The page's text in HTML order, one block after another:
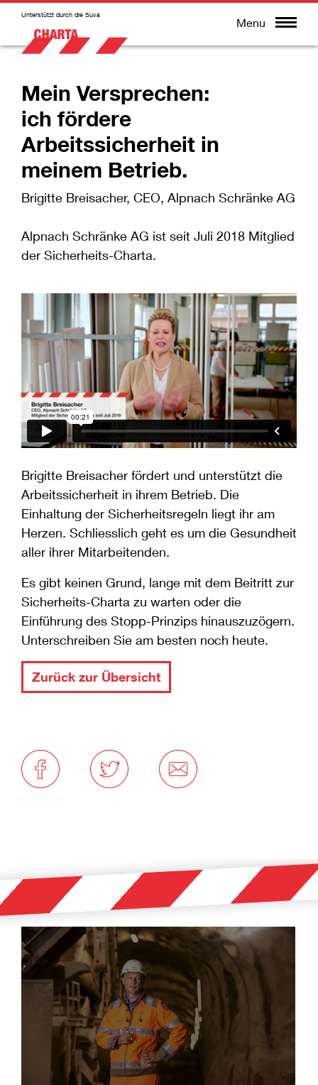
Unterstützt durch die Suva
Menu
Mein Versprechen:
ich fördere
Arbeitssicherheit in
meinem Betrieb.
Brigitte Breisacher, CEO, Alpnach Schränke AG
Alpnach Schränke AG ist seit Juli 2018 Mitglied
der Sicherheits-Charta.
Brigitte Breisacher fördert und unterstützt die
Arbeitssicherheit in ihrem Betrieb. Die
Einhaltung der Sicherheitsregeln liegt ihr am
Herzen. Schliesslich geht es um die Gesundheit
aller ihrer Mitarbeitenden.
Es gibt keinen Grund, lange mit dem Beitritt zur
Sicherheits-Charta zu warten oder die
Einführung des Stopp-Prinzips hinauszuzögern.
Unterschreiben Sie am besten noch heute.
Zurück zur Übersicht